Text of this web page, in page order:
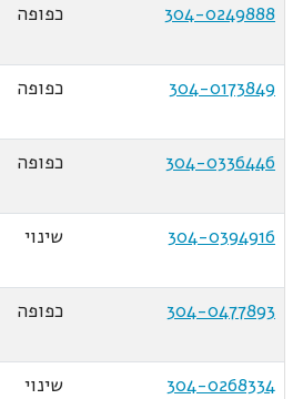
304-0249888
כפופה
304-0173849
כפופה
304-0336446
כפופה
304-0394916
שינוי
304-0477893
כפופה
304-0268334
שינוי